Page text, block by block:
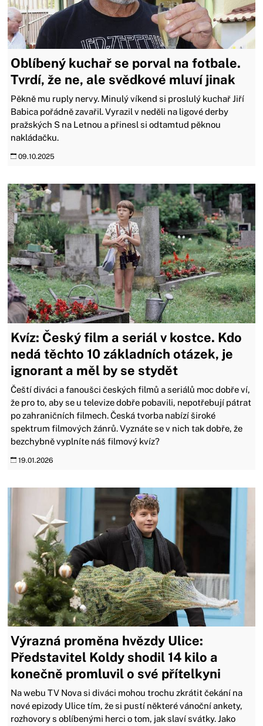
Oblíbený kuchař se porval na fotbale.
Tvrdí, že ne, ale svědkové mluví jinak
Pěkně mu ruply nervy. Minulý víkend si proslulý kuchař Jiří
Babica pořádně zavařil. Vyrazil v neděli na ligové derby
pražských S na Letnou a přinesl si odtamtud pěknou
nakládačku.
09.10.2025
Kvíz: Český film a seriál v kostce. Kdo
nedá těchto 10 základních otázek, je
ignorant a měl by se stydět
Čeští diváci a fanoušci českých filmů a seriálů moc dobře ví,
že pro to, aby se u televize dobře pobavili, nepotřebují pátrat
po zahraničních filmech. Česká tvorba nabízí široké
spektrum filmových žánrů. Vyznáte se v nich tak dobře, že
bezchybně vyplníte náš filmový kvíz?
19.01.2026
Výrazná proměna hvězdy Ulice:
Představitel Koldy shodil 14 kilo a
konečně promluvil o své přítelkyni
Na webu TV Nova si diváci mohou trochu zkrátit čekání na
nové epizody Ulice tím, že si pustí některé vánoční ankety,
rozhovory s oblíbenými herci o tom, jak slaví svátky. Jako